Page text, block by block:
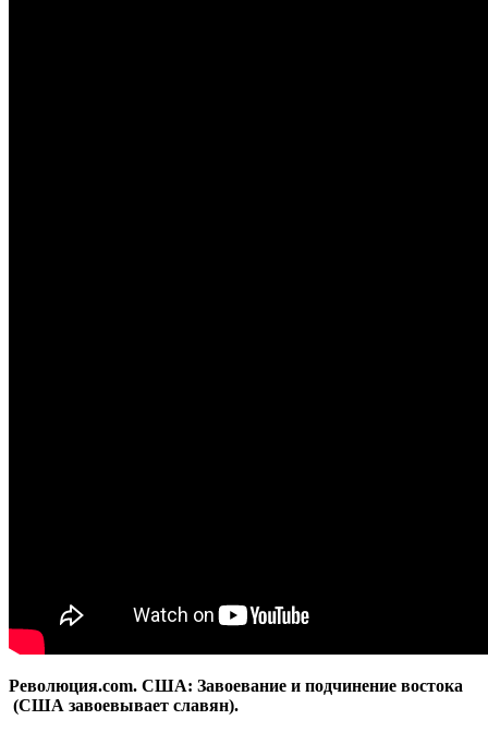
Революция.com. США: Завоевание и подчинение востока
(США завоевывает слaвян).